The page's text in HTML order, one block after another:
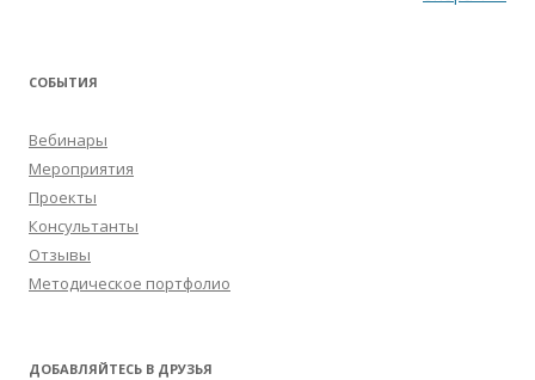
СОБЫТИЯ
Вебинары
Мероприятия
Проекты
Консультанты
Отзывы
Методическое портфолио
ДОБАВЛЯЙТЕСЬ В ДРУЗЬЯ